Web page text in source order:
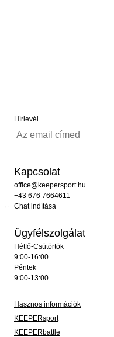
Hírlevél
Kapcsolat
office@keepersport.hu
+43 676 7664611
Chat indítása
Ügyfélszolgálat
Hétfő-Csütörtök
9:00-16:00
Péntek
9:00-13:00
Hasznos információk
KEEPERsport
KEEPERbattle